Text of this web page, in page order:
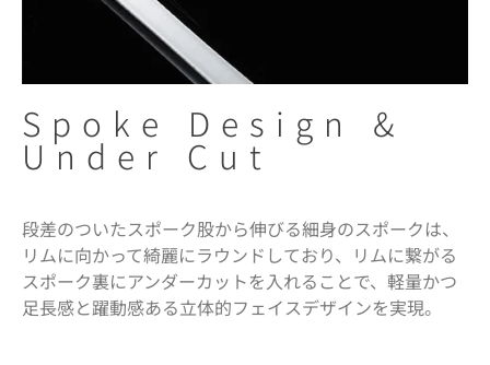
Spoke Design &
Under Cut
段差のついたスポーク股から伸びる細身のスポークは、
リムに向かって綺麗にラウンドしており、リムに繋がる
スポーク裏にアンダーカットを入れることで、軽量かつ
足長感と躍動感ある立体的フェイスデザインを実現。